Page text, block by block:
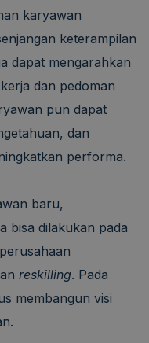
karyawan
keterampilan
dapat mengarahkan
dan pedoman
pun dapat
dan
performa.
baru,
bisa dilakukan pada
reskilling. Pada
membangun visi